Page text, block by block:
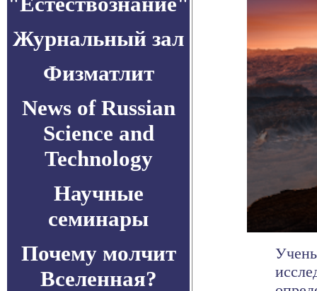
Журнальный зал
Физматлит
News of Russian
Science and
Technology
Научные
семинары
Почему молчит
Вселенная?